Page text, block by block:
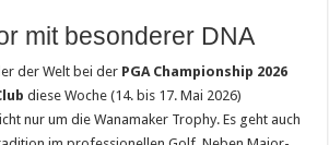
mit besonderer DNA
der Welt bei der PGA Championship 2026
diese Woche (14. bis 17. Mai 2026)
nur um die Wanamaker Trophy. Es geht auch